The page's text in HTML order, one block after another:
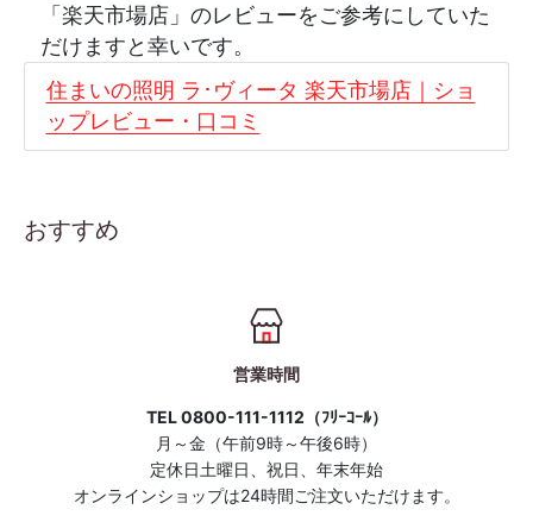
「楽天市場店」のレビューをご参考にしていた
だけますと幸いです。
住まいの照明 ラ･ヴィータ 楽天市場店｜ショ
ップレビュー・口コミ
おすすめ
営業時間
TEL 0800-111-1112（ﾌﾘｰｺｰﾙ）
月～金（午前9時～午後6時）
定休日土曜日、祝日、年末年始
オンラインショップは24時間ご注文いただけます。